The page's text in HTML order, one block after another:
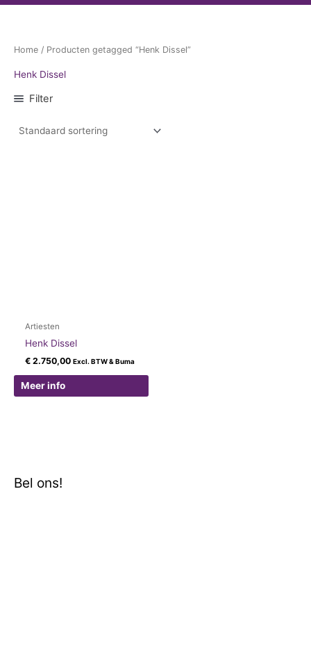
Home / Producten getagged “Henk Dissel”
Henk Dissel
Filter
Artiesten
Henk Dissel
€ 2.750,00 Excl. BTW & Buma
Meer info
Bel ons!